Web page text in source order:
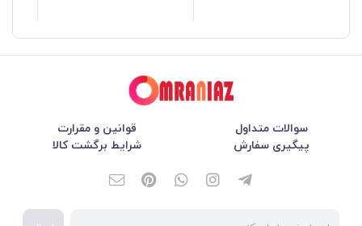
سوالات متداول
قوانین و مقرارت
پیگیری سفارش
شرایط برگشت کالا